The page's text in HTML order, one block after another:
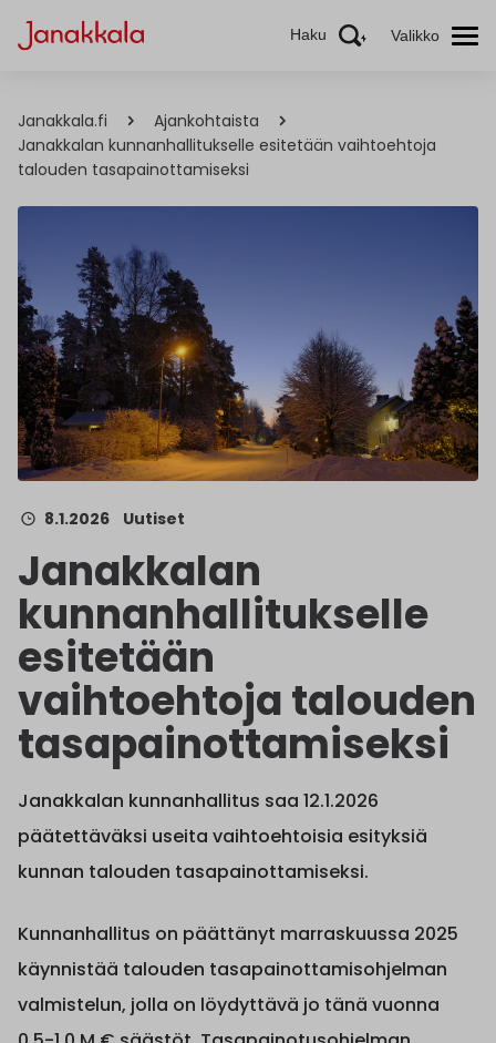
Haku Valikko
Janakkala.fi
Ajankohtaista
Janakkalan kunnanhallitukselle esitetään vaihtoehtoja
talouden tasapainottamiseksi
8.1.2026 Uutiset
Janakkalan
kunnanhallitukselle
esitetään
vaihtoehtoja talouden
tasapainottamiseksi
Janakkalan kunnanhallitus saa 12.1.2026
päätettäväksi useita vaihtoehtoisia esityksiä
kunnan talouden tasapainottamiseksi.
Kunnanhallitus on päättänyt marraskuussa 2025
käynnistää talouden tasapainottamisohjelman
valmistelun, jolla on löydyttävä jo tänä vuonna